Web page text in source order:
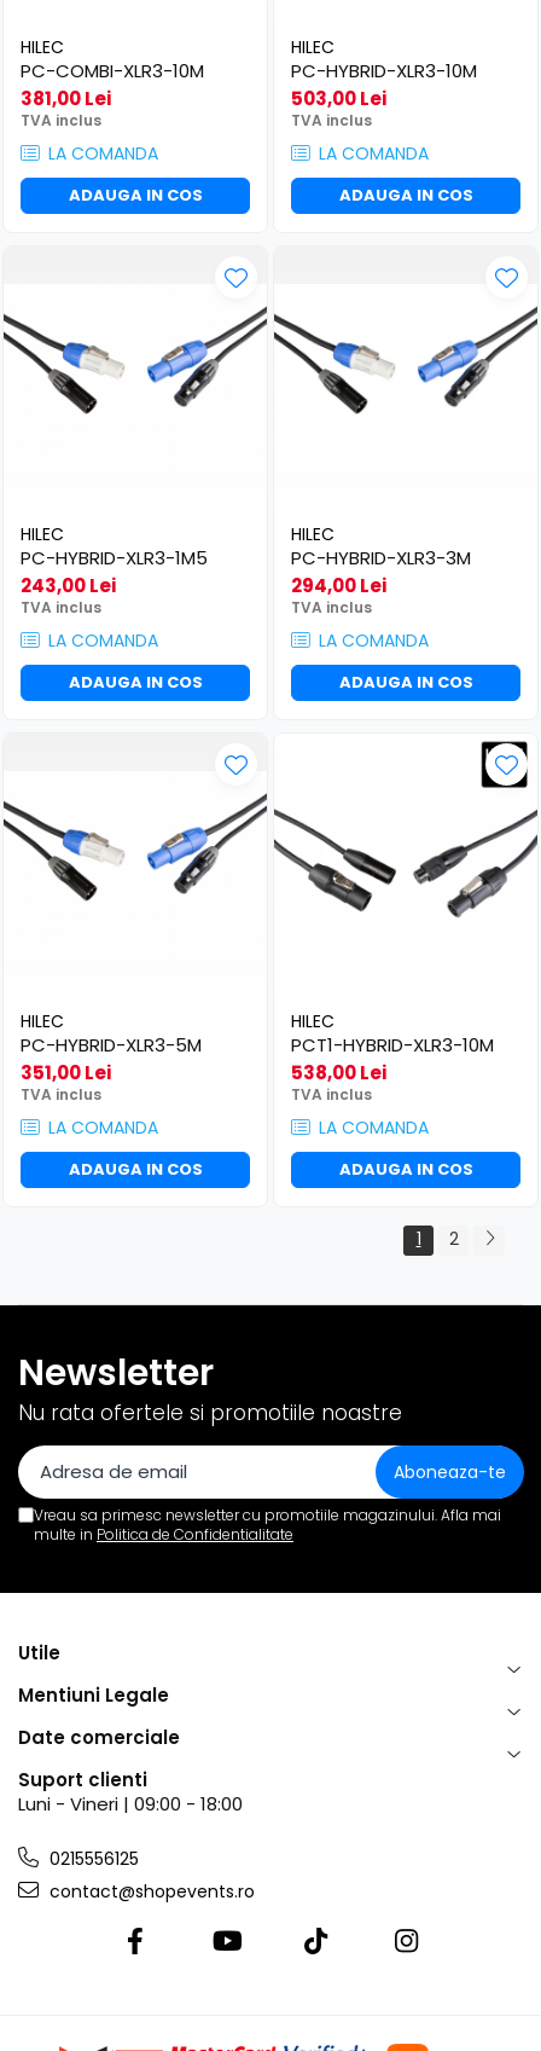
HILEC
PC-COMBI-XLR3-10M
381,00 Lei
TVA inclus
LA COMANDA
ADAUGA IN COS
HILEC
PC-HYBRID-XLR3-10M
503,00 Lei
TVA inclus
LA COMANDA
ADAUGA IN COS
HILEC
PC-HYBRID-XLR3-1M5
243,00 Lei
TVA inclus
LA COMANDA
ADAUGA IN COS
HILEC
PC-HYBRID-XLR3-3M
294,00 Lei
TVA inclus
LA COMANDA
ADAUGA IN COS
HILEC
PC-HYBRID-XLR3-5M
351,00 Lei
TVA inclus
LA COMANDA
ADAUGA IN COS
HILEC
PCT1-HYBRID-XLR3-10M
538,00 Lei
TVA inclus
LA COMANDA
ADAUGA IN COS
1 2
Newsletter
Nu rata ofertele si promotiile noastre
Vreau sa primesc newsletter cu promotiile magazinului. Afla mai
multe in Politica de Confidentialitate
Utile
Mentiuni Legale
Date comerciale
Suport clienti
Luni - Vineri | 09:00 - 18:00
0215556125
contact@shopevents.ro